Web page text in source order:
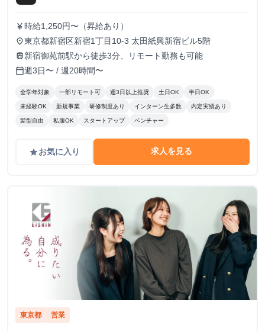
currency_yen 時給1,250円〜（昇給あり）
place東京都新宿区新宿1丁目10-3 太田紙興新宿ビル5階
train 新宿御苑前駅から徒歩3分、リモート勤務も可能
calendar_today週3日〜 / 週20時間〜
全学年対象 一部リモート可 週3日以上推奨 土日OK 半日OK
未経験OK 新規事業 研修制度あり インターン生多数 内定実績あり
髪型自由 私服OK スタートアップ ベンチャー
gradeお気に入り 求人を見る
東京都 営業